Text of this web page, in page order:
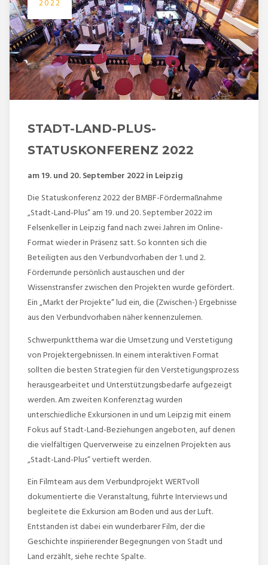
2022
STADT-LAND-PLUS-
STATUSKONFERENZ 2022
am 19. und 20. September 2022 in Leipzig
Die Statuskonferenz 2022 der BMBF-Fördermaßnahme
„Stadt-Land-Plus“ am 19. und 20. September 2022 im
Felsenkeller in Leipzig fand nach zwei Jahren im Online-
Format wieder in Präsenz satt. So konnten sich die
Beteiligten aus den Verbundvorhaben der 1. und 2.
Förderrunde persönlich austauschen und der
Wissenstransfer zwischen den Projekten wurde gefördert.
Ein „Markt der Projekte“ lud ein, die (Zwischen-) Ergebnisse
aus den Verbundvorhaben näher kennenzulernen.
Schwerpunktthema war die Umsetzung und Verstetigung
von Projektergebnissen. In einem interaktiven Format
sollten die besten Strategien für den Verstetigungsprozess
herausgearbeitet und Unterstützungsbedarfe aufgezeigt
werden. Am zweiten Konferenztag wurden
unterschiedliche Exkursionen in und um Leipzig mit einem
Fokus auf Stadt-Land-Beziehungen angeboten, auf denen
die vielfältigen Querverweise zu einzelnen Projekten aus
„Stadt-Land-Plus“ vertieft werden.
Ein Filmteam aus dem Verbundprojekt WERTvoll
dokumentierte die Veranstaltung, führte Interviews und
begleitete die Exkursion am Boden und aus der Luft.
Entstanden ist dabei ein wunderbarer Film, der die
Geschichte inspirierender Begegnungen von Stadt und
Land erzählt, siehe rechte Spalte.